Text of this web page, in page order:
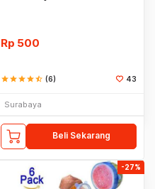
Rp 500
starstarstarstarstar_half (6) 43
Surabaya
Beli Sekarang
-27%